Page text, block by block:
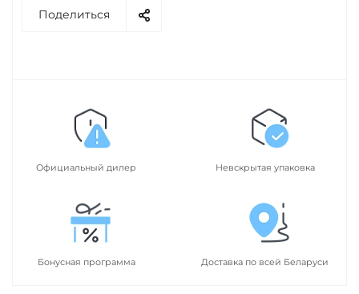
Поделиться
Официальный дилер Невскрытая упаковка
Бонусная программа Доставка по всей Беларуси